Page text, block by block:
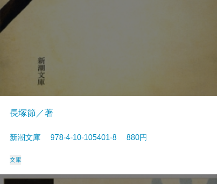
長塚節／著
新潮文庫 978-4-10-105401-8 880円
文庫